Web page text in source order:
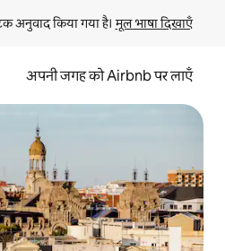
अनुवाद किया गया है। मूल भाषा दिखाएँ
अपनी जगह को Airbnb पर लाएँ